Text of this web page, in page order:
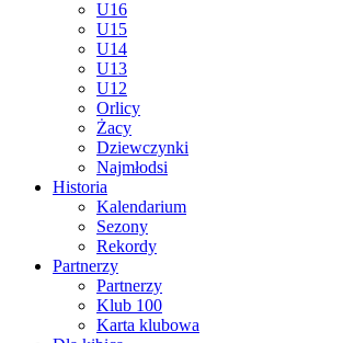
U16
U15
U14
U13
U12
Orlicy
Żacy
Dziewczynki
Najmłodsi
Historia
Kalendarium
Sezony
Rekordy
Partnerzy
Partnerzy
Klub 100
Karta klubowa